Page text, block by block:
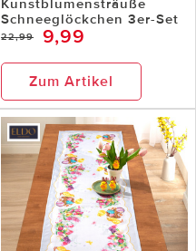
Kunstblumensträuße
Schneeglöckchen 3er-Set
22,99 9,99
Zum Artikel